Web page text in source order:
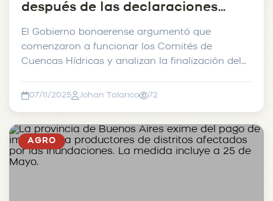
después de las declaraciones
cruzadas, funcionarios de Nación
y Kicillof se reunieron en 9 de
Julio.
El Gobierno bonaerense argumentó que
comenzaron a funcionar los Comités de
Cuencas Hídricas y analizan la finalización del
07/11/2025 Johan Talarico 72
AGRO